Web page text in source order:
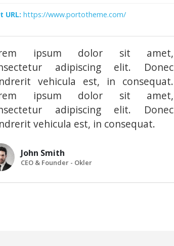
URL: https://www.portotheme.com/
ipsum dolor sit amet,
adipiscing elit. Donec
vehicula est, in consequat.
ipsum dolor sit amet,
adipiscing elit. Donec
vehicula est, in consequat.
John Smith
CEO & Founder - Okler